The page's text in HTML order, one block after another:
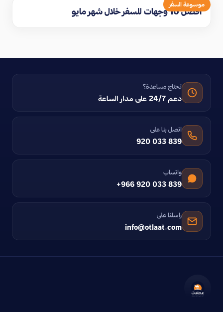
موسوعة السفر
افضل 10 وجهات للسفر خلال شهر مايو
تحتاج مساعدة؟
دعم 24/7 على مدار الساعة
اتصل بنا على
920 033 839
واتساب
+966 920 033 839
راسلنا على
info@otlaat.com